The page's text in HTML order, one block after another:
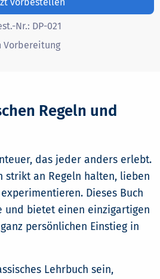
Nr.: DP-021
Vorbereitung
Regeln und
das jeder anders erlebt.
strikt an Regeln halten, lieben
Dieses Buch
und bietet einen einzigartigen
persönlichen Einstieg in
Lehrbuch sein,